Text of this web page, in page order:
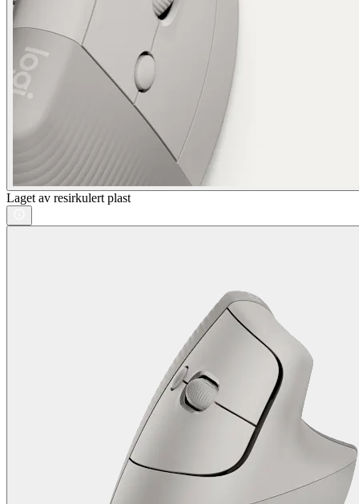
Laget av resirkulert plast